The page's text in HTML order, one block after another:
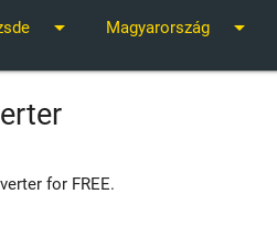
arrow_drop_down Magyarország arrow_drop_down
for FREE.